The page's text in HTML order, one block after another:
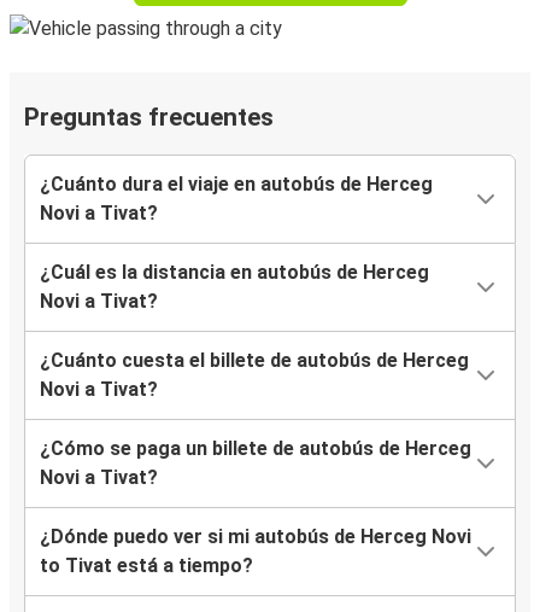
Preguntas frecuentes
¿Cuánto dura el viaje en autobús de Herceg
Novi a Tivat?
¿Cuál es la distancia en autobús de Herceg
Novi a Tivat?
¿Cuánto cuesta el billete de autobús de Herceg
Novi a Tivat?
¿Cómo se paga un billete de autobús de Herceg
Novi a Tivat?
¿Dónde puedo ver si mi autobús de Herceg Novi
to Tivat está a tiempo?